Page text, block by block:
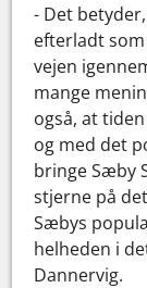
- Det
efterladt
vejen
mange
også, at
og med det
bringe Sæby
stjerne på
Sæbys
helheden i
Dannervig.